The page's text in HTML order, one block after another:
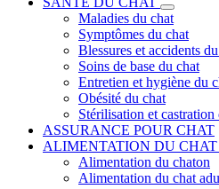
Maladies du chat
Symptômes du chat
Blessures et accidents
Soins de base du chat
Entretien et hygiène du
Obésité du chat
Stérilisation et castration
ASSURANCE POUR CHAT
ALIMENTATION DU CHAT
Alimentation du chaton
Alimentation du chat